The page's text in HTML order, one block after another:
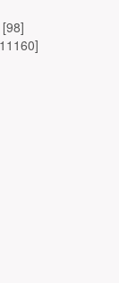
[98]